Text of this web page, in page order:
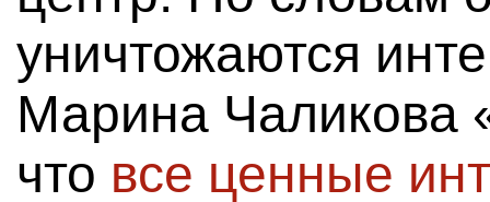
уничтожаются
Марина Чаликова
что все ценные